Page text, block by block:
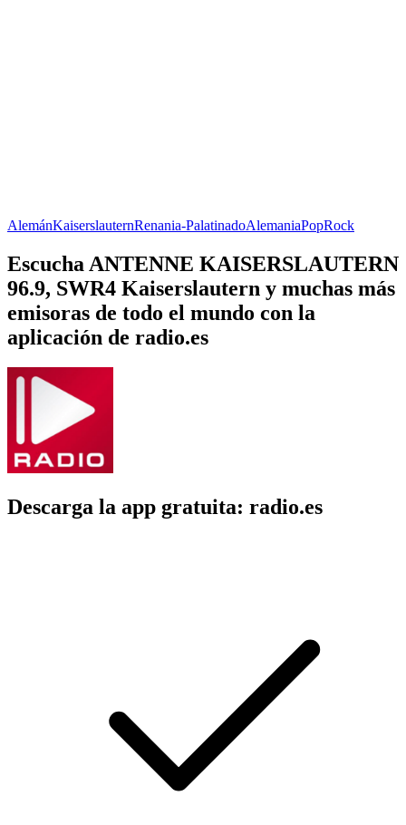
AlemánKaiserslauternRenania-PalatinadoAlemaniaPopRock
Escucha ANTENNE KAISERSLAUTERN
96.9, SWR4 Kaiserslautern y muchas más
emisoras de todo el mundo con la
aplicación de radio.es
Descarga la app gratuita: radio.es